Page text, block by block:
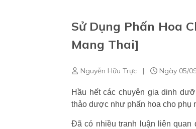
Sử Dụng Phấn Hoa
Mang Thai]
Nguyễn Hữu Trực | Ngày 05/
Hầu hết các chuyên gia dinh
thảo dược như phấn hoa cho phụ
Đã có nhiều tranh luận liên quan